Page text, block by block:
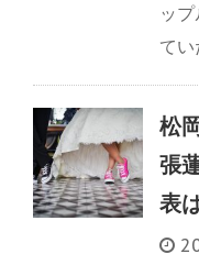
ッ
てい
松
張
表